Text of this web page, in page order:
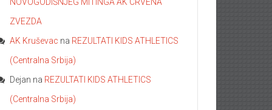
NOVOGODIŠNJEG MITINGA AK CRVENA
ZVEZDA
AK Kruševac na REZULTATI KIDS ATHLETICS
(Centralna Srbija)
Dejan na REZULTATI KIDS ATHLETICS
(Centralna Srbija)